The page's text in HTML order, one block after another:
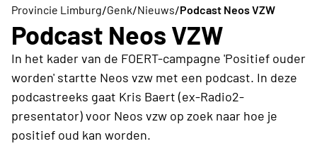
Provincie Limburg/Genk/Nieuws/Podcast Neos VZW
Podcast Neos VZW
In het kader van de FOERT-campagne 'Positief ouder
worden' startte Neos vzw met een podcast. In deze
podcastreeks gaat Kris Baert (ex-Radio2-
presentator) voor Neos vzw op zoek naar hoe je
positief oud kan worden.